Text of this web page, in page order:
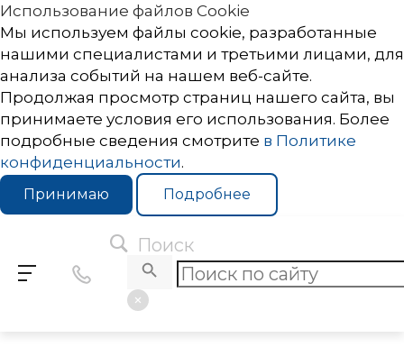
Использование файлов Cookie
Мы используем файлы cookie, разработанные
нашими специалистами и третьими лицами, для
анализа событий на нашем веб-сайте.
Продолжая просмотр страниц нашего сайта, вы
принимаете условия его использования. Более
подробные сведения смотрите в Политике
конфиденциальности.
Принимаю Подробнее
Поиск